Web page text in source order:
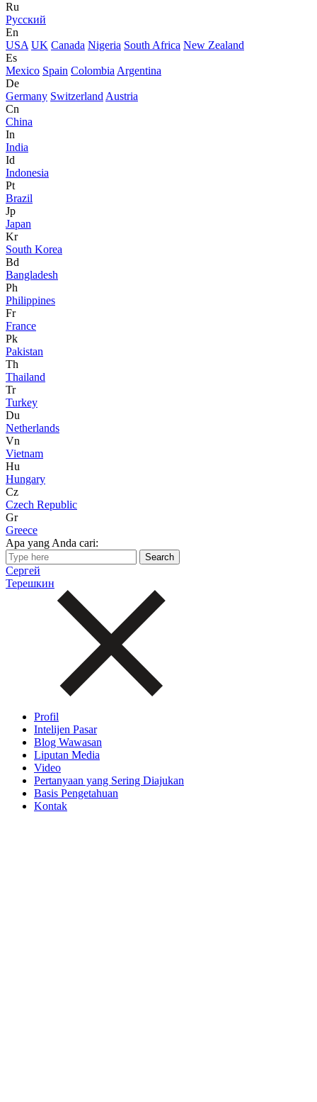
Ru
Русский
En
USA UK Canada Nigeria South Africa New Zealand
Es
Mexico Spain Colombia Argentina
De
Germany Switzerland Austria
Cn
China
In
India
Id
Indonesia
Pt
Brazil
Jp
Japan
Kr
South Korea
Bd
Bangladesh
Ph
Philippines
Fr
France
Pk
Pakistan
Th
Thailand
Tr
Turkey
Du
Netherlands
Vn
Vietnam
Hu
Hungary
Cz
Czech Republic
Gr
Greece
Apa yang Anda cari:
Сергей
Терешкин
Profil
Intelijen Pasar
Blog Wawasan
Liputan Media
Video
Pertanyaan yang Sering Diajukan
Basis Pengetahuan
Kontak